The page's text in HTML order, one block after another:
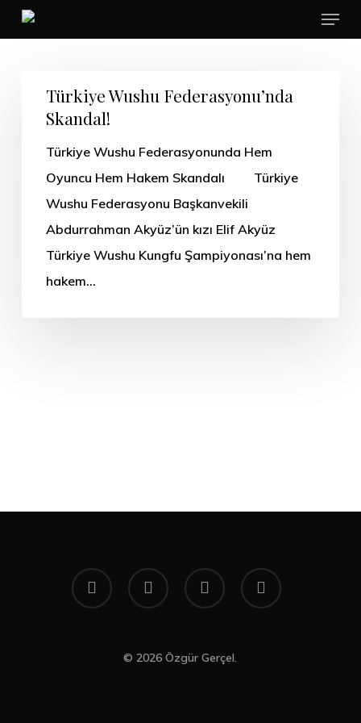
Skip
to
Menu
Türkiye Wushu Federasyonu’nda
Skandal!
Türkiye Wushu Federasyonunda Hem
Oyuncu Hem Hakem Skandalı Türkiye
Wushu Federasyonu Başkanvekili
Abdurrahman Akyüz’ün kızı Elif Akyüz
Türkiye Wushu Kungfu Şampiyonası’na hem
hakem…
twitter facebook youtube instagram
© 2026 Özgür Gerçel.